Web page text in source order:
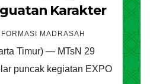
Karakter
MADRASAH
Timur) — MTsN 29
puncak kegiatan EXPO